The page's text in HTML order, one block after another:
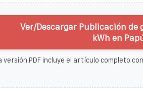
Ver/Descargar Publicación de
kWh en
versión PDF incluye el artículo completo